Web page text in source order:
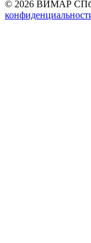
© 2026 ВИМАР